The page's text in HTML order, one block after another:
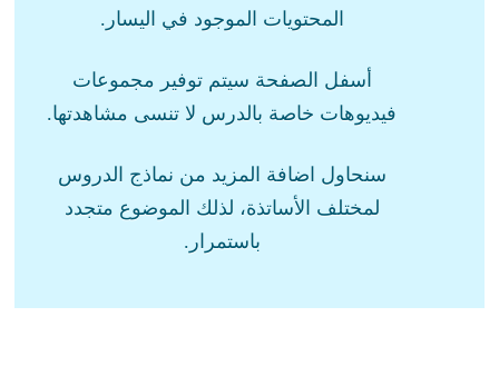
المحتويات الموجود في اليسار.
أسفل الصفحة سيتم توفير مجموعات
فيديوهات خاصة بالدرس لا تنسى مشاهدتها.
سنحاول اضافة المزيد من نماذج الدروس
لمختلف الأساتذة، لذلك الموضوع متجدد
باستمرار.